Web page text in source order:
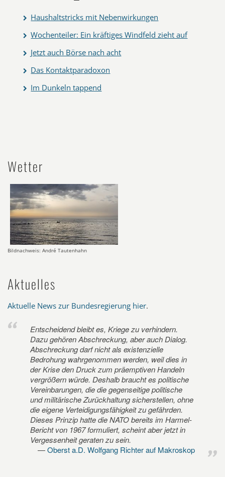
Haushaltstricks mit Nebenwirkungen
Wochenteiler: Ein kräftiges Windfeld zieht auf
Jetzt auch Börse nach acht
Das Kontaktparadoxon
Im Dunkeln tappend
Wetter
Bildnachweis: André Tautenhahn
Aktuelles
Aktuelle News zur Bundesregierung hier.
Entscheidend bleibt es, Kriege zu verhindern.
Dazu gehören Abschreckung, aber auch Dialog.
Abschreckung darf nicht als existenzielle
Bedrohung wahrgenommen werden, weil dies in
der Krise den Druck zum präemptiven Handeln
vergrößern würde. Deshalb braucht es politische
Vereinbarungen, die die gegenseitige politische
und militärische Zurückhaltung sicherstellen, ohne
die eigene Verteidigungsfähigkeit zu gefährden.
Dieses Prinzip hatte die NATO bereits im Harmel-
Bericht von 1967 formuliert, scheint aber jetzt in
Vergessenheit geraten zu sein.
Oberst a.D. Wolfgang Richter auf Makroskop